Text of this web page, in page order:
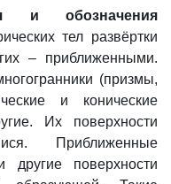
и обозначения
тел развёртки
– приближенными.
(призмы,
и конические
Их поверхности
Приближенные
поверхности